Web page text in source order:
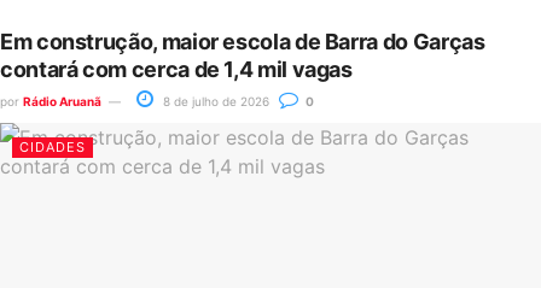
Em construção, maior escola de Barra do Garças
contará com cerca de 1,4 mil vagas
por Rádio Aruanã 8 de julho de 2026 0
CIDADES